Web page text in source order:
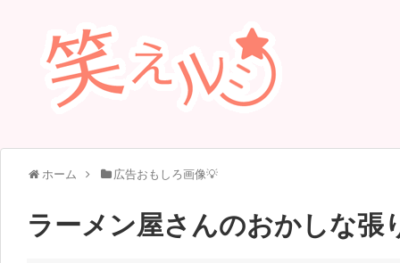
ホーム 広告おもしろ画像💡
ラーメン屋さんのおかしな張